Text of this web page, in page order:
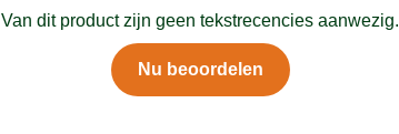
Van dit product zijn geen tekstrecencies aanwezig.
Nu beoordelen